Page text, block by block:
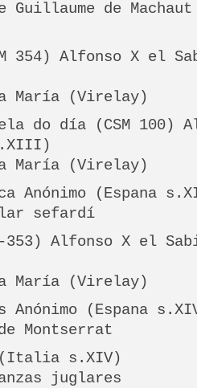
Guillaume de
354) Alfonso X el
María (Virelay)
do día (CSM 100)
María (Virelay)
Anónimo (Espana
sefardí
353) Alfonso X el
María (Virelay)
Anónimo (Espana
Montserrat
(Italia s.XIV)
juglares